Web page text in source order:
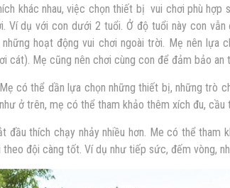
khác nhau, việc chọn thiết bị vui chơi phù hợp
Ví dụ với con dưới 2 tuổi. Ở độ tuổi này con vẫn
hoạt động vui chơi ngoài trời. Mẹ nên lựa
cát). Mẹ cũng nên chơi cùng con để đảm bảo an
có thể dần lựa chọn những thiết bị, những trò
ở trên, mẹ có thể tham khảo thêm xích đu,
đầu thích chạy nhảy nhiều hơn. Me có thể tham
đội càng tốt. Ví dụ như tiếp sức, đếm vòng,